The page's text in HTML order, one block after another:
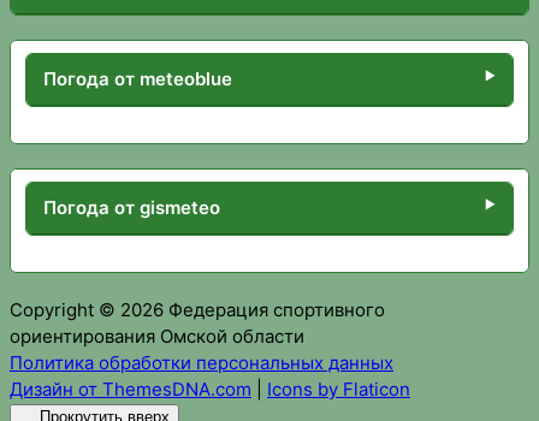
Погода от meteoblue
Погода от gismeteo
Copyright © 2026 Федерация спортивного
ориентирования Омской области
Политика обработки персональных данных
Дизайн от ThemesDNA.com
Icons by Flaticon
Прокрутить вверх